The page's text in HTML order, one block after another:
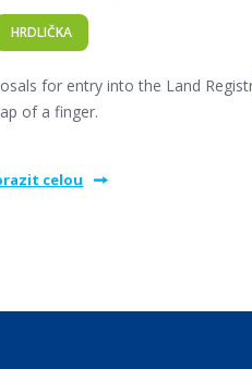
HRDLIČKA
for entry into the Land
of a finger.
celou